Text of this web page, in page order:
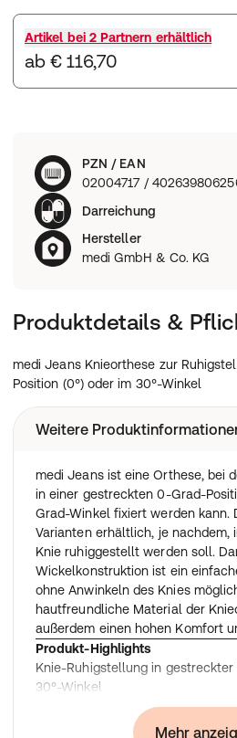
Artikel bei 2 Partnern erhältlich
ab € 116,70
PZN / EAN
02004717 /
Darreichung
Hersteller
medi GmbH & Co. KG
Produktdetails &
medi Jeans Knieorthese zur
Position (0°) oder im 30°-Winkel
Weitere
medi Jeans ist eine Orthese, bei
in einer gestreckten 0-Grad-
Grad-Winkel fixiert werden kann.
Varianten erhältlich, je nachdem,
Knie ruhiggestellt werden soll.
Wickelkonstruktion ist ein
ohne Anwinkeln des Knies
hautfreundliche Material der
außerdem einen hohen Komfort
Produkt-Highlights
Knie-Ruhigstellung in gestreckter
30°-Winkel
Einfaches An- und Ablegen dank
Wickelkonstruktion
Mehr